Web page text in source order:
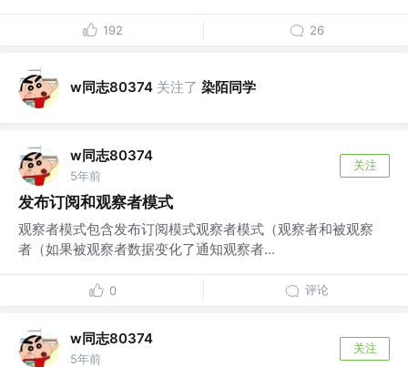
192 26
w同志80374 关注了 染陌同学
w同志80374
5年前
关注
发布订阅和观察者模式
观察者模式包含发布订阅模式观察者模式（观察者和被观察
者（如果被观察者数据变化了通知观察者...
0 评论
w同志80374
5年前
关注